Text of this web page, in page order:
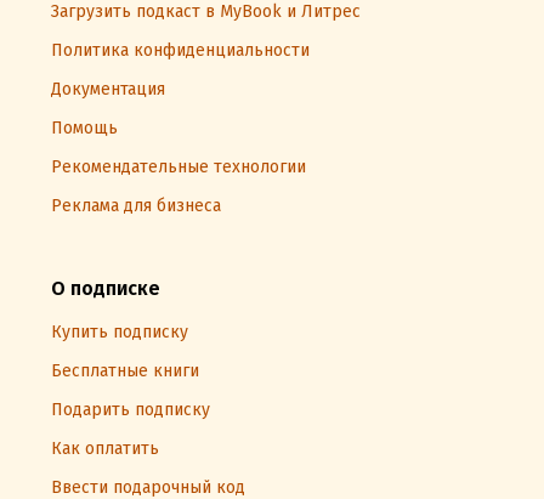
Загрузить подкаст в MyBook и Литрес
Политика конфиденциальности
Документация
Помощь
Рекомендательные технологии
Реклама для бизнеса
О подписке
Купить подписку
Бесплатные книги
Подарить подписку
Как оплатить
Ввести подарочный код